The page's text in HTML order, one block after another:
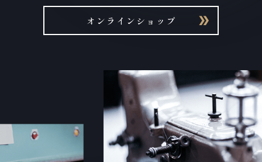
オンラインショップ